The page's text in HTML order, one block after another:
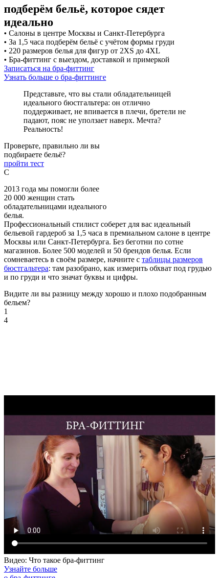
подберём бельё, которое сядет
идеально
• Салоны в центре Москвы и Санкт-Петербурга
• За 1,5 часа подберём бельё с учётом формы груди
• 220 размеров белья для фигур от 2XS до 4XL
• Бра-фиттинг с выездом, доставкой и примеркой
Записаться на бра-фиттинг
Узнать больше о бра-фиттинге
Представьте, что вы стали обладательницей
идеального бюстгальтера: он отлично
поддерживает, не впивается в плечи, бретели не
падают, пояс не уползает наверх. Мечта?
Реальность!
Проверьте, правильно ли вы
подбираете бельё?
пройти тест
C
2013 года мы помогли более
20 000 женщин стать
обладательницами идеального
белья.
Профессиональный стилист соберет для вас идеальный
бельевой гардероб за 1,5 часа в премиальном салоне в центре
Москвы или Санкт-Петербурга. Без беготни по сотне
магазинов. Более 500 моделей и 50 брендов белья. Если
сомневаетесь в своём размере, начните с таблицы размеров
бюстгальтера: там разобрано, как измерить обхват под грудью
и по груди и что значат буквы и цифры.
Видите ли вы разницу между хорошо и плохо подобранным
бельем?
1
4
Видео: Что такое бра-фиттинг
Узнайте больше